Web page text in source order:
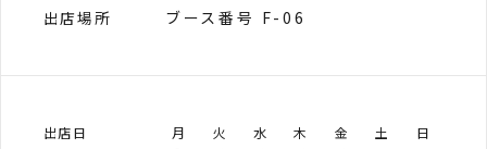
出店場所 ブース番号 F-06
出店日 月 火 水 木 金 土 日